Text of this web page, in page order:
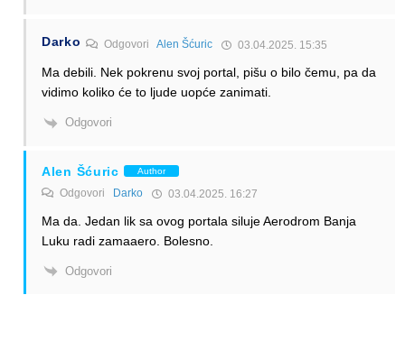
Darko Odgovori Alen Šćuric 03.04.2025. 15:35
Ma debili. Nek pokrenu svoj portal, pišu o bilo čemu, pa da
vidimo koliko će to ljude uopće zanimati.
Odgovori
Alen Šćuric Author
Odgovori Darko 03.04.2025. 16:27
Ma da. Jedan lik sa ovog portala siluje Aerodrom Banja
Luku radi zamaaero. Bolesno.
Odgovori